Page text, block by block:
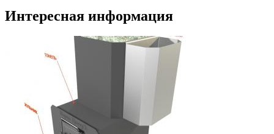
Интересная информация